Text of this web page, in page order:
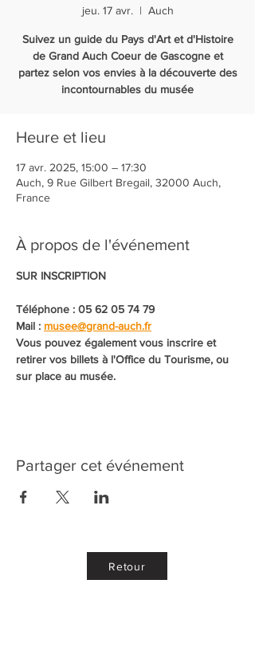
jeu. 17 avr.
  |
Auch
Suivez un guide du Pays d'Art et d'Histoire
de Grand Auch Coeur de Gascogne et
partez selon vos envies à la découverte des
incontournables du musée
Heure et lieu
17 avr. 2025, 15:00 – 17:30
Auch, 9 Rue Gilbert Bregail, 32000 Auch,
France
À propos de l'événement
SUR INSCRIPTION
Téléphone : 05 62 05 74 79
Mail : musee@grand-auch.fr
Vous pouvez également vous inscrire et
retirer vos billets à l'Office du Tourisme, ou
sur place au musée.
Partager cet événement
Retour